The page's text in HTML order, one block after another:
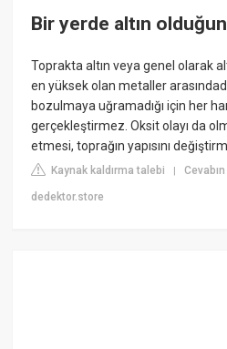
Bir yerde altın
Toprakta altın veya genel olarak
en yüksek olan metaller
bozulmaya uğramadığı için her
gerçekleştirmez. Oksit olayı da
etmesi, toprağın yapısını
Kaynak kaldırma talebi |
dedektor.store